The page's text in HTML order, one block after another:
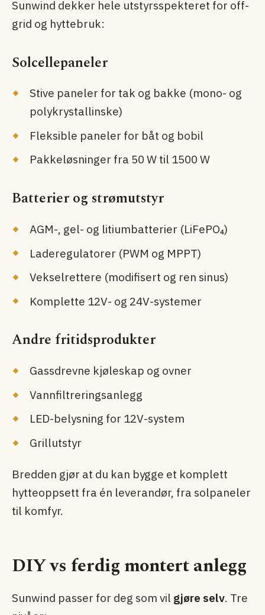
Sunwind dekker hele utstyrsspekteret for off-
grid og hyttebruk:
Solcellepaneler
Stive paneler for tak og bakke (mono- og
polykrystallinske)
Fleksible paneler for båt og bobil
Pakkeløsninger fra 50 W til 1500 W
Batterier og strømutstyr
AGM-, gel- og litiumbatterier (LiFePO₄)
Laderegulatorer (PWM og MPPT)
Vekselrettere (modifisert og ren sinus)
Komplette 12V- og 24V-systemer
Andre fritidsprodukter
Gassdrevne kjøleskap og ovner
Vannfiltreringsanlegg
LED-belysning for 12V-system
Grillutstyr
Bredden gjør at du kan bygge et komplett
hytte­oppsett fra én leverandør, fra solpaneler
til komfyr.
DIY vs ferdig montert anlegg
Sunwind passer for deg som vil gjøre selv. Tre